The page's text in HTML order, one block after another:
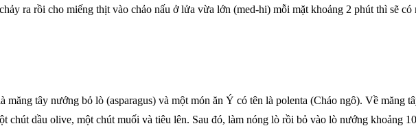
ra rồi cho miếng thịt vào chảo nấu ở lửa vừa lớn (med-hi) mỗi mặt khoảng 2 phút thì sẽ
tây nướng bỏ lò (asparagus) và một món ăn Ý có tên là polenta (Cháo ngô). Về măng
chút dầu olive, một chút muối và tiêu lên. Sau đó, làm nóng lò rồi bỏ vào lò nướng khoảng